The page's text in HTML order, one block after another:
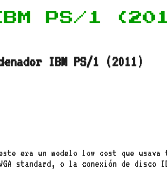
PS/1
IBM PS/1 (2011)
era un modelo low cost que
standard, o la conexión de disco